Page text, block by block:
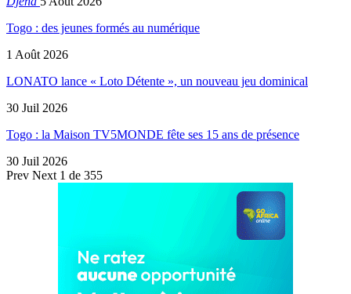
Togo : des jeunes formés au numérique
1 Août 2026
LONATO lance « Loto Détente », un nouveau jeu dominical
30 Juil 2026
Togo : la Maison TV5MONDE fête ses 15 ans de présence
30 Juil 2026
Prev Next 1 de 355